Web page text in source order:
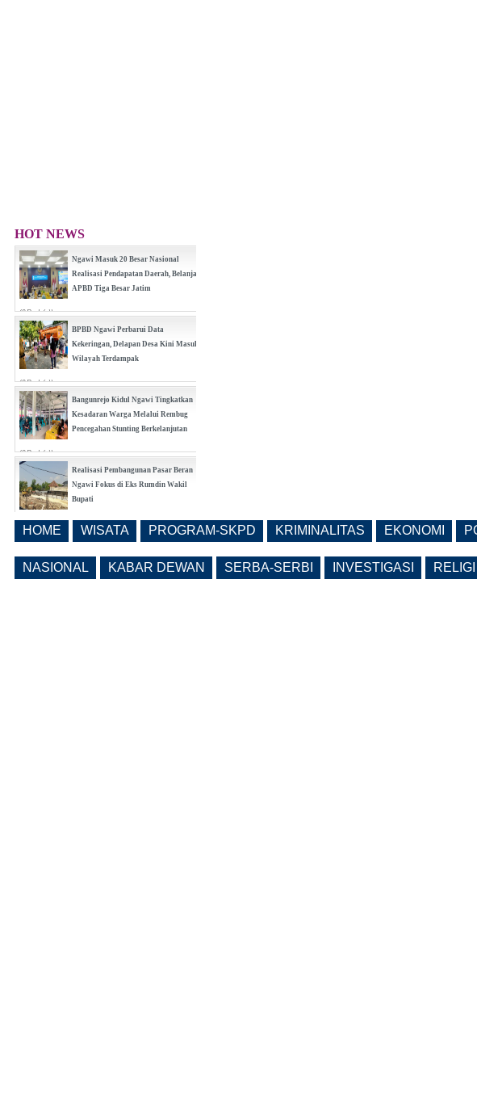
HOT NEWS
Ngawi Masuk 20 Besar Nasional
Realisasi Pendapatan Daerah, Belanja
APBD Tiga Besar Jatim
(0 Reply(s))
BPBD Ngawi Perbarui Data
Kekeringan, Delapan Desa Kini Masuk
Wilayah Terdampak
(0 Reply(s))
Bangunrejo Kidul Ngawi Tingkatkan
Kesadaran Warga Melalui Rembug
Pencegahan Stunting Berkelanjutan
(0 Reply(s))
Realisasi Pembangunan Pasar Beran
Ngawi Fokus di Eks Rumdin Wakil
Bupati
(0 Reply(s))
HOME WISATA PROGRAM-SKPD KRIMINALITAS EKONOMI
NASIONAL KABAR DEWAN SERBA-SERBI INVESTIGASI RELIGI